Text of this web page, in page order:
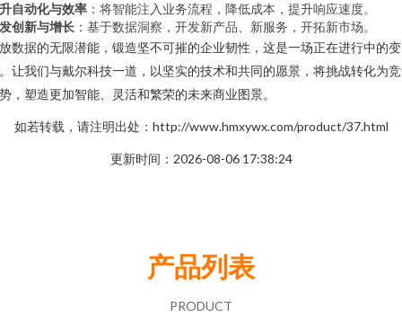
自动化与效率 ：将智能注入业务流程，降低成本，提升响应速度。
创新与增长 ：基于数据洞察，开发新产品、新服务，开拓新市场。
数据的无限潜能，锻造坚不可摧的企业韧性，这是一场正在进行中的变
让我们与戴尔科技一道，以坚实的技术和共同的愿景，将挑战转化为
，塑造更加智能、灵活和繁荣的未来商业图景。
如若转载，请注明出处：http://www.hmxywx.com/product/37.html
更新时间：2026-08-06 17:38:24
产品列表
PRODUCT